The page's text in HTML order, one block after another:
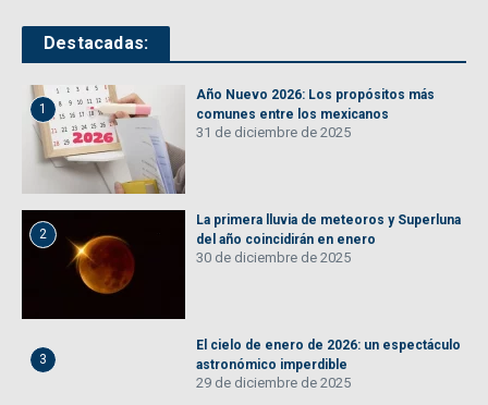
Destacadas:
1
Año Nuevo 2026: Los propósitos más
comunes entre los mexicanos
31 de diciembre de 2025
2
La primera lluvia de meteoros y Superluna
del año coincidirán en enero
30 de diciembre de 2025
3
El cielo de enero de 2026: un espectáculo
astronómico imperdible
29 de diciembre de 2025